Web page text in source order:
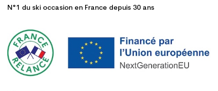
N°1 du ski occasion en France depuis 30 ans